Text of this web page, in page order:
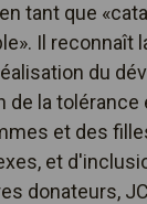
tant que
Il reconnaît
du
de la
et des
et
donateurs,